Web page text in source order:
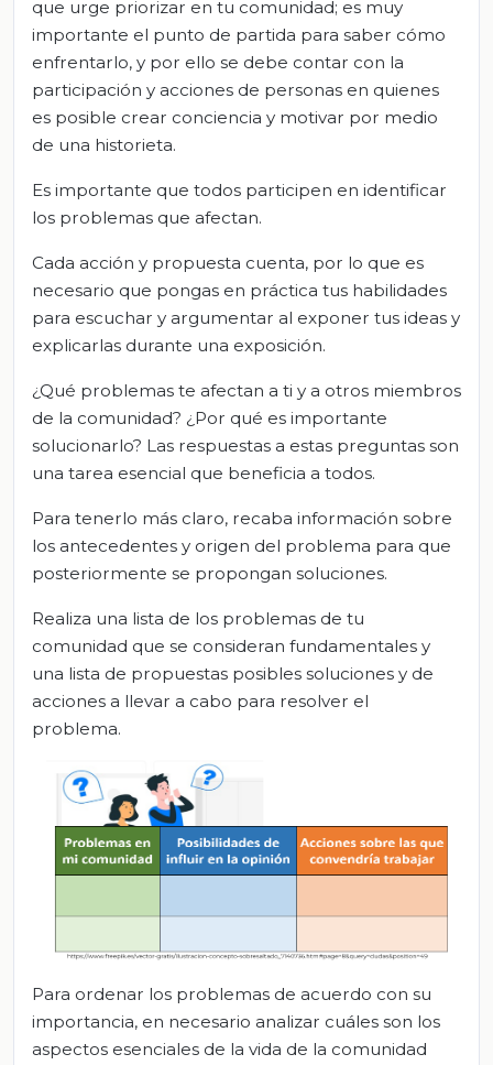
que urge priorizar en tu comunidad; es muy
importante el punto de partida para saber cómo
enfrentarlo, y por ello se debe contar con la
participación y acciones de personas en quienes
es posible crear conciencia y motivar por medio
de una historieta.
Es importante que todos participen en identificar
los problemas que afectan.
Cada acción y propuesta cuenta, por lo que es
necesario que pongas en práctica tus habilidades
para escuchar y argumentar al exponer tus ideas y
explicarlas durante una exposición.
¿Qué problemas te afectan a ti y a otros miembros
de la comunidad? ¿Por qué es importante
solucionarlo? Las respuestas a estas preguntas son
una tarea esencial que beneficia a todos.
Para tenerlo más claro, recaba información sobre
los antecedentes y origen del problema para que
posteriormente se propongan soluciones.
Realiza una lista de los problemas de tu
comunidad que se consideran fundamentales y
una lista de propuestas posibles soluciones y de
acciones a llevar a cabo para resolver el
problema.
Para ordenar los problemas de acuerdo con su
importancia, en necesario analizar cuáles son los
aspectos esenciales de la vida de la comunidad